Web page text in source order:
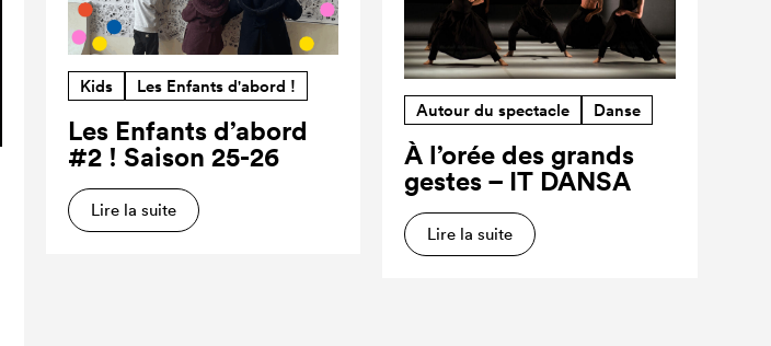
Kids Les Enfants d'abord !
Les Enfants d’abord
#2 ! Saison 25-26
Lire la suite
Autour du spectacle Danse
À l’orée des grands
gestes – IT DANSA
Lire la suite